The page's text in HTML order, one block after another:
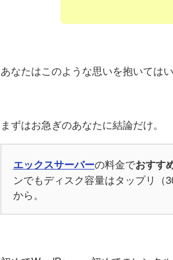
あなたはこのような思いを抱いては
まずはお急ぎのあなたに結論だけ。
エックスサーバーの料金でおすす
ンでもディスク容量はタップリ（
から。